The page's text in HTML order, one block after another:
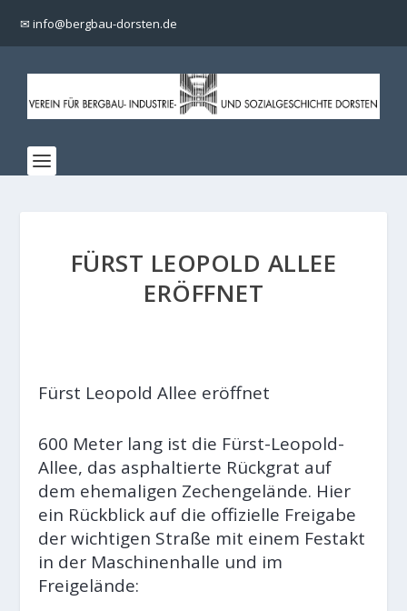
✉ info@bergbau-dorsten.de
FÜRST LEOPOLD ALLEE
ERÖFFNET
Fürst LeopoldAllee eröffnet
600 Meter lang ist die Fürst-Leopold-
Allee, das asphaltierte Rückgrat auf
dem ehemaligen Zechengelände. Hier
ein Rückblick auf die offizielle Freigabe
der wichtigen Straße mit einem Festakt
in der Maschinenhalle und im
Freigelände: